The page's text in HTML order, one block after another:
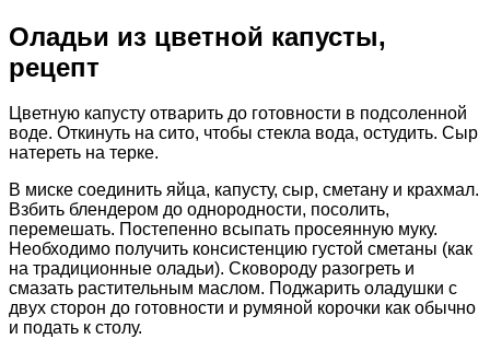
Оладьи из цветной капусты,
рецепт
Цветную капусту отварить до готовности в подсоленной
воде. Откинуть на сито, чтобы стекла вода, остудить. Сыр
натереть на терке.
В миске соединить яйца, капусту, сыр, сметану и крахмал.
Взбить блендером до однородности, посолить,
перемешать. Постепенно всыпать просеянную муку.
Необходимо получить консистенцию густой сметаны (как
на традиционные оладьи). Сковороду разогреть и
смазать растительным маслом. Поджарить оладушки с
двух сторон до готовности и румяной корочки как обычно
и подать к столу.